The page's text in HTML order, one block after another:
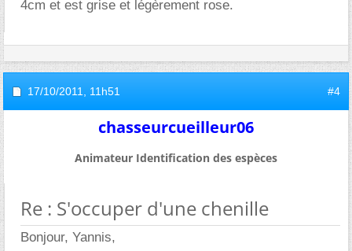
4cm et est grise et légèrement rose.
17/10/2011, 11h51 #4
chasseurcueilleur06
Animateur Identification des espèces
Re : S'occuper d'une chenille
Bonjour, Yannis,